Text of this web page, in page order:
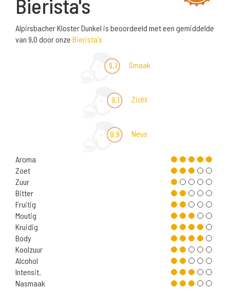
Bierista's
Alpirsbacher Kloster Dunkel is beoordeeld met een gemiddelde
van 9,0 door onze Bierista's
9,1 Smaak
9,1 Zicht
8,9 Neus
Aroma
Zoet
Zuur
Bitter
Fruitig
Moutig
Kruidig
Body
Koolzuur
Alcohol
Intensit.
Nasmaak